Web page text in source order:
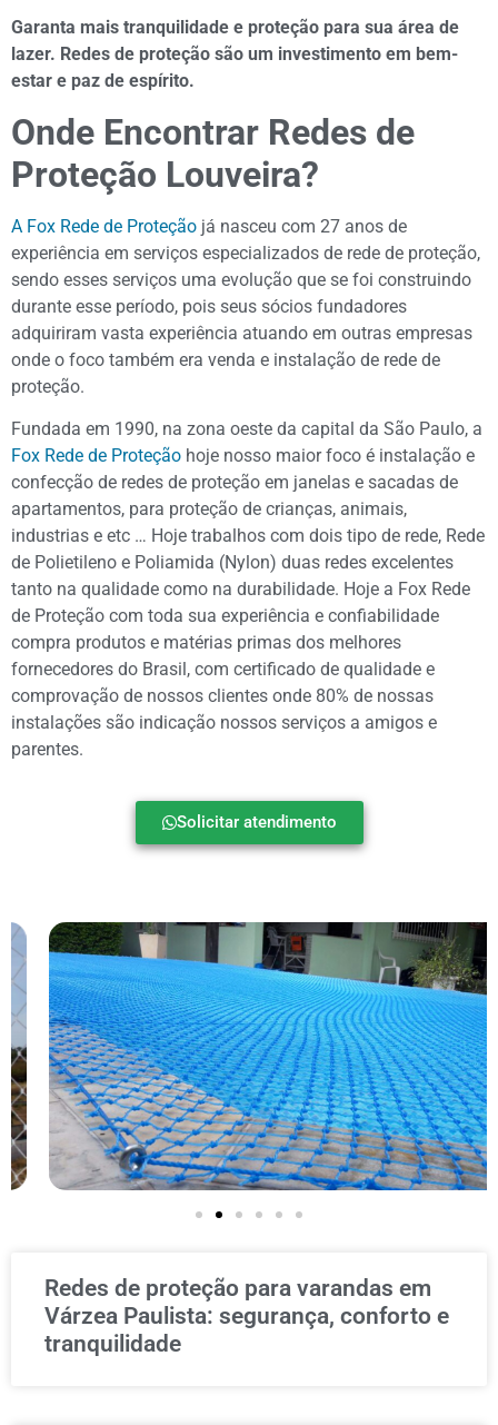
Garanta mais tranquilidade e proteção para sua área de
lazer. Redes de proteção são um investimento em bem-
estar e paz de espírito.
Onde Encontrar Redes de
Proteção Louveira?
A Fox Rede de Proteção já nasceu com 27 anos de
experiência em serviços especializados de rede de proteção,
sendo esses serviços uma evolução que se foi construindo
durante esse período, pois seus sócios fundadores
adquiriram vasta experiência atuando em outras empresas
onde o foco também era venda e instalação de rede de
proteção.
Fundada em 1990, na zona oeste da capital da São Paulo, a
Fox Rede de Proteção hoje nosso maior foco é instalação e
confecção de redes de proteção em janelas e sacadas de
apartamentos, para proteção de crianças, animais,
industrias e etc … Hoje trabalhos com dois tipo de rede, Rede
de Polietileno e Poliamida (Nylon) duas redes excelentes
tanto na qualidade como na durabilidade. Hoje a Fox Rede
de Proteção com toda sua experiência e confiabilidade
compra produtos e matérias primas dos melhores
fornecedores do Brasil, com certificado de qualidade e
comprovação de nossos clientes onde 80% de nossas
instalações são indicação nossos serviços a amigos e
parentes.
Solicitar atendimento
Redes de proteção para varandas em
Várzea Paulista: segurança, conforto e
tranquilidade